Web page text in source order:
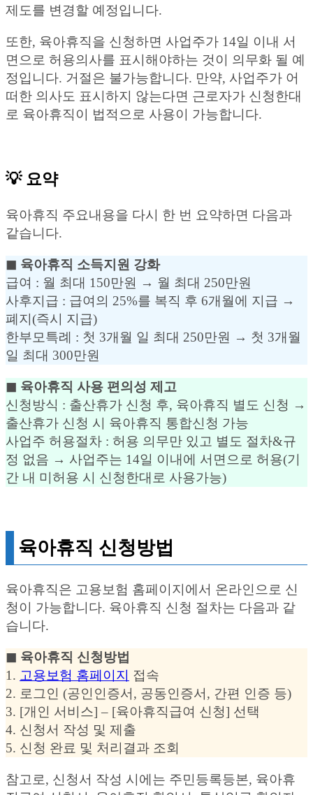
제도를 변경할 예정입니다.
또한, 육아휴직을 신청하면 사업주가 14일 이내 서
면으로 허용의사를 표시해야하는 것이 의무화 될 예
정입니다. 거절은 불가능합니다. 만약, 사업주가 어
떠한 의사도 표시하지 않는다면 근로자가 신청한대
로 육아휴직이 법적으로 사용이 가능합니다.
💡 요약
육아휴직 주요내용을 다시 한 번 요약하면 다음과
같습니다.
◼︎ 육아휴직 소득지원 강화
급여 : 월 최대 150만원 → 월 최대 250만원
사후지급 : 급여의 25%를 복직 후 6개월에 지급 →
폐지(즉시 지급)
한부모특례 : 첫 3개월 일 최대 250만원 → 첫 3개월
일 최대 300만원
◼︎ 육아휴직 사용 편의성 제고
신청방식 : 출산휴가 신청 후, 육아휴직 별도 신청 →
출산휴가 신청 시 육아휴직 통합신청 가능
사업주 허용절차 : 허용 의무만 있고 별도 절차&규
정 없음 → 사업주는 14일 이내에 서면으로 허용(기
간 내 미허용 시 신청한대로 사용가능)
육아휴직 신청방법
육아휴직은 고용보험 홈페이지에서 온라인으로 신
청이 가능합니다. 육아휴직 신청 절차는 다음과 같
습니다.
◼︎ 육아휴직 신청방법
1. 고용보험 홈페이지
접속
2. 로그인 (공인인증서, 공동인증서, 간편 인증 등)
3. [개인 서비스] – [육아휴직급여 신청] 선택
4. 신청서 작성 및 제출
5. 신청 완료 및 처리결과 조회
참고로, 신청서 작성 시에는 주민등록등본, 육아휴